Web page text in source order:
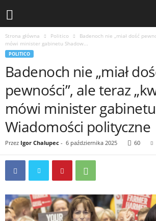
Strona główna Politico
Badenoch nie „miał dość
mówi minister gabinetu Shadow...
POLITICO
Badenoch nie „miał
pewności”, ale teraz
mówi minister
Wiadomości polityczne
Przez Igor Chalupec - 6 października 2025 60